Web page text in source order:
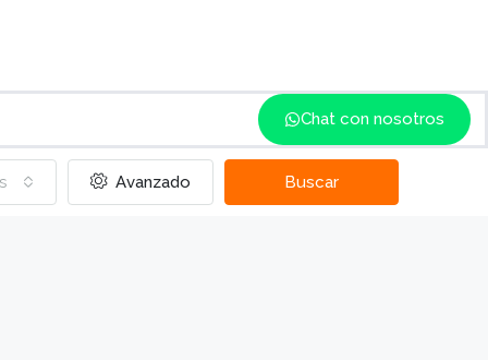
Chat con nosotros
Avanzado Buscar